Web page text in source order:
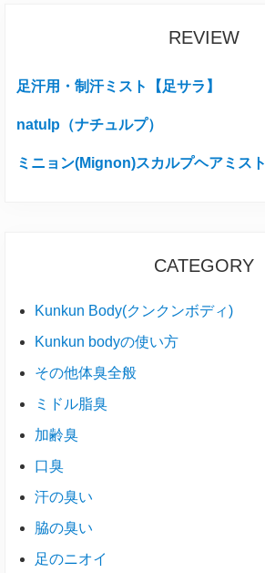
REVIEW
足汗用・制汗ミスト【足サラ】
natulp（ナチュルプ）
ミニョン(Mignon)スカルプヘアミスト
CATEGORY
Kunkun Body(クンクンボディ)
Kunkun bodyの使い方
その他体臭全般
ミドル脂臭
加齢臭
口臭
汗の臭い
脇の臭い
足のニオイ